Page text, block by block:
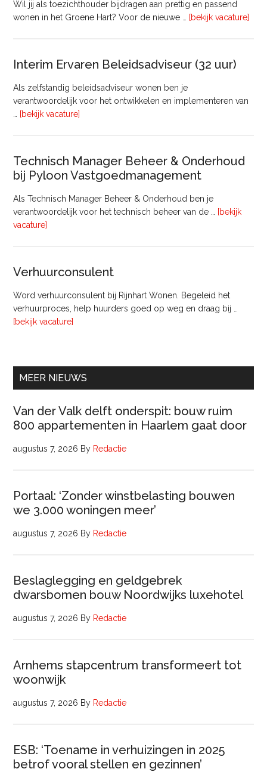
Wil jij als toezichthouder bijdragen aan prettig en passend
wonen in het Groene Hart? Voor de nieuwe …
[bekijk vacature]
Interim Ervaren Beleidsadviseur (32 uur)
Als zelfstandig beleidsadviseur wonen ben je
verantwoordelijk voor het ontwikkelen en implementeren van
[bekijk vacature]
uur)
Technisch Manager Beheer & Onderhoud
bij Pyloon Vastgoedmanagement
Als Technisch Manager Beheer & Onderhoud ben je
verantwoordelijk voor het technisch beheer van de …
[bekijk
vacature]
Onderhoud
bij
Vastgoedmanagement
Verhuurconsulent
Word verhuurconsulent bij Rijnhart Wonen. Begeleid het
verhuurproces, help huurders goed op weg en draag bij …
[bekijk vacature]
MEER NIEUWS
Van der Valk delft onderspit: bouw ruim
800 appartementen in Haarlem gaat door
augustus 7, 2026 By Redactie
Portaal: ‘Zonder winstbelasting bouwen
we 3.000 woningen meer’
augustus 7, 2026 By Redactie
Beslaglegging en geldgebrek
dwarsbomen bouw Noordwijks luxehotel
augustus 7, 2026 By Redactie
Arnhems stapcentrum transformeert tot
woonwijk
augustus 7, 2026 By Redactie
ESB: ‘Toename in verhuizingen in 2025
betrof vooral stellen en gezinnen’